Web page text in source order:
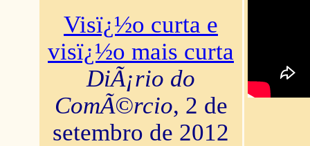
Visï¿½o curta e
visï¿½o mais curta
DiÃ¡rio do
ComÃ©rcio, 2 de
setembro de 2012